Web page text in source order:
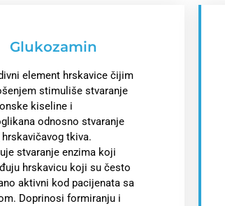
Glukozamin
element hrskavice čijim
stimuliše stvaranje
kiseline i
odnosno stvaranje
hrskavičavog tkiva.
stvaranje enzima koji
hrskavicu koji su često
aktivni kod pacijenata sa
Doprinosi formiranju i